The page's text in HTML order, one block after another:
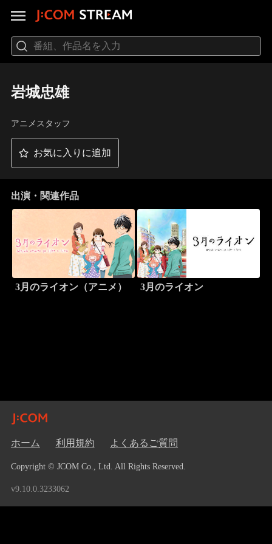
岩城忠雄
アニメスタッフ
お気に入りに追加
出演・関連作品
3月のライオン（アニメ） 3月のライオン
ホーム 利用規約 よくあるご質問
Copyright © JCOM Co., Ltd. All Rights Reserved.
v9.10.0.3233062